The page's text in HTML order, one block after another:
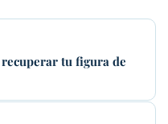
tu figura de